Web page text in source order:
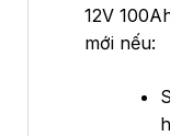
12V
mới nếu: